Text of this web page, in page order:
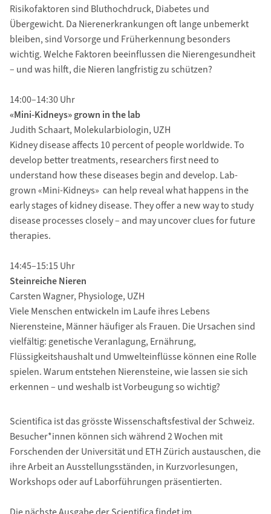
Risikofaktoren sind Bluthochdruck, Diabetes und
Übergewicht. Da Nierenerkrankungen oft lange unbemerkt
bleiben, sind Vorsorge und Früherkennung besonders
wichtig. Welche Faktoren beeinflussen die Nierengesundheit
– und was hilft, die Nieren langfristig zu schützen?
14:00–14:30 Uhr
«Mini-Kidneys» grown in the lab
Judith Schaart, Molekularbiologin, UZH
Kidney disease affects 10 percent of people worldwide. To
develop better treatments, researchers first need to
understand how these diseases begin and develop. Lab-
grown «Mini-Kidneys» can help reveal what happens in the
early stages of kidney disease. They offer a new way to study
disease processes closely – and may uncover clues for future
therapies.
14:45–15:15 Uhr
Steinreiche Nieren
Carsten Wagner, Physiologe, UZH
Viele Menschen entwickeln im Laufe ihres Lebens
Nierensteine, Männer häufiger als Frauen. Die Ursachen sind
vielfältig: genetische Veranlagung, Ernährung,
Flüssigkeitshaushalt und Umwelteinflüsse können eine Rolle
spielen. Warum entstehen Nierensteine, wie lassen sie sich
erkennen – und weshalb ist Vorbeugung so wichtig?
Scientifica ist das grösste Wissenschaftsfestival der Schweiz.
Besucher*innen können sich während 2 Wochen mit
Forschenden der Universität und ETH Zürich austauschen, die
ihre Arbeit an Ausstellungsständen, in Kurzvorlesungen,
Workshops oder auf Laborführungen präsentierten.